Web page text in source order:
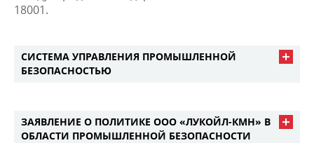
18001.
СИСТЕМА УПРАВЛЕНИЯ ПРОМЫШЛЕННОЙ
БЕЗОПАСНОСТЬЮ
ЗАЯВЛЕНИЕ О ПОЛИТИКЕ ООО «ЛУКОЙЛ-КМН» В
ОБЛАСТИ ПРОМЫШЛЕННОЙ БЕЗОПАСНОСТИ